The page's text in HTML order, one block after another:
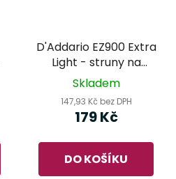
D'Addario EZ900 Extra
Light - struny na
akustickou kytaru
Skladem
147,93 Kč bez DPH
179 Kč
DO KOŠÍKU